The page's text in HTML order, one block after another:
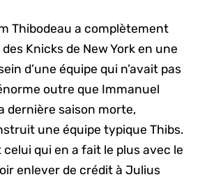
Thibodeau a complètement
Knicks de New York en une
d’une équipe qui n’avait pas
outre que Immanuel
dernière saison morte,
une équipe typique Thibs.
celui qui en a fait le plus avec le
enlever de crédit à Julius